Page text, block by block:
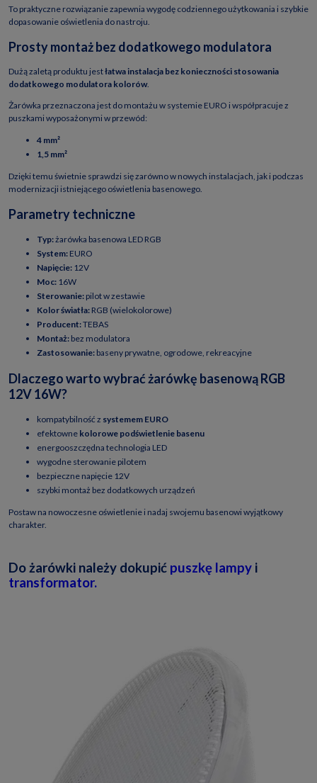
To praktyczne rozwiązanie zapewnia wygodę codziennego użytkowania i szybkie
dopasowanie oświetlenia do nastroju.
Prosty montaż bez dodatkowego modulatora
Dużą zaletą produktu jestłatwa instalacja bez konieczności stosowania
dodatkowego modulatora kolorów.
Żarówka przeznaczona jest do montażu w systemie EURO i współpracuje z
puszkami wyposażonymi w przewód:
4 mm²
1,5 mm²
Dzięki temu świetnie sprawdzi się zarówno w nowych instalacjach, jak i podczas
modernizacji istniejącego oświetlenia basenowego.
Parametry techniczne
Typ:żarówka basenowa LED RGB
System: EURO
Napięcie: 12V
Moc: 16W
Sterowanie: pilot w zestawie
Kolor światła: RGB (wielokolorowe)
Producent:TEBAS
Montaż: bez modulatora
Zastosowanie: baseny prywatne, ogrodowe, rekreacyjne
Dlaczego warto wybrać żarówkę basenową RGB
12V 16W?
kompatybilność z systemem EURO
efektowne kolorowe podświetlenie basenu
energooszczędna technologia LED
wygodne sterowanie pilotem
bezpieczne napięcie 12V
szybki montaż bez dodatkowych urządzeń
Postaw na nowoczesne oświetlenie i nadaj swojemu basenowi wyjątkowy
charakter.
Do żarówki należy dokupić puszkę lampy i
transformator.